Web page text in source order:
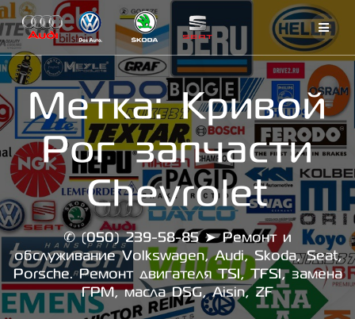
to
content
Метка:Кривой
Рог запчасти
Chevrolet
✆ (050) 239-58-85 ➤ Ремонт и
обслуживание Volkswagen, Audi, Skoda, Seat,
Porsche. Ремонт двигателя TSI, TFSI, замена
ГРМ, масла DSG, Aisin, ZF